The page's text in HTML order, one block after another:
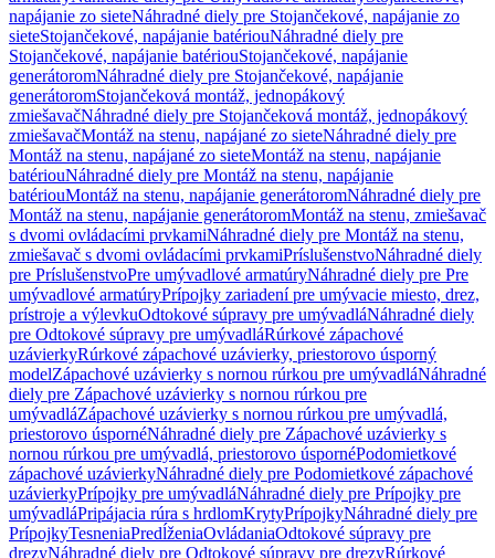
napájanie zo sieteNáhradné diely pre Stojančekové, napájanie zo
sieteStojančekové, napájanie batériouNáhradné diely pre
Stojančekové, napájanie batériouStojančekové, napájanie
generátoromNáhradné diely pre Stojančekové, napájanie
generátoromStojančeková montáž, jednopákový
zmiešavačNáhradné diely pre Stojančeková montáž, jednopákový
zmiešavačMontáž na stenu, napájané zo sieteNáhradné diely pre
Montáž na stenu, napájané zo sieteMontáž na stenu, napájanie
batériouNáhradné diely pre Montáž na stenu, napájanie
batériouMontáž na stenu, napájanie generátoromNáhradné diely pre
Montáž na stenu, napájanie generátoromMontáž na stenu, zmiešavač
s dvomi ovládacími prvkamiNáhradné diely pre Montáž na stenu,
zmiešavač s dvomi ovládacími prvkamiPríslušenstvoNáhradné diely
pre PríslušenstvoPre umývadlové armatúryNáhradné diely pre Pre
umývadlové armatúryPrípojky zariadení pre umývacie miesto, drez,
prístroje a výlevkuOdtokové súpravy pre umývadláNáhradné diely
pre Odtokové súpravy pre umývadláRúrkové zápachové
uzávierkyRúrkové zápachové uzávierky, priestorovo úsporný
modelZápachové uzávierky s nornou rúrkou pre umývadláNáhradné
diely pre Zápachové uzávierky s nornou rúrkou pre
umývadláZápachové uzávierky s nornou rúrkou pre umývadlá,
priestorovo úspornéNáhradné diely pre Zápachové uzávierky s
nornou rúrkou pre umývadlá, priestorovo úspornéPodomietkové
zápachové uzávierkyNáhradné diely pre Podomietkové zápachové
uzávierkyPrípojky pre umývadláNáhradné diely pre Prípojky pre
umývadláPripájacia rúra s hrdlomKrytyPrípojkyNáhradné diely pre
PrípojkyTesneniaPredĺženiaOvládaniaOdtokové súpravy pre
drezyNáhradné diely pre Odtokové súpravy pre drezyRúrkové